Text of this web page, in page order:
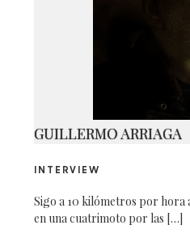
GUILLERMO ARRIAGA
INTERVIEW
Sigo a 10 kilómetros por hora
en una cuatrimoto por las […]